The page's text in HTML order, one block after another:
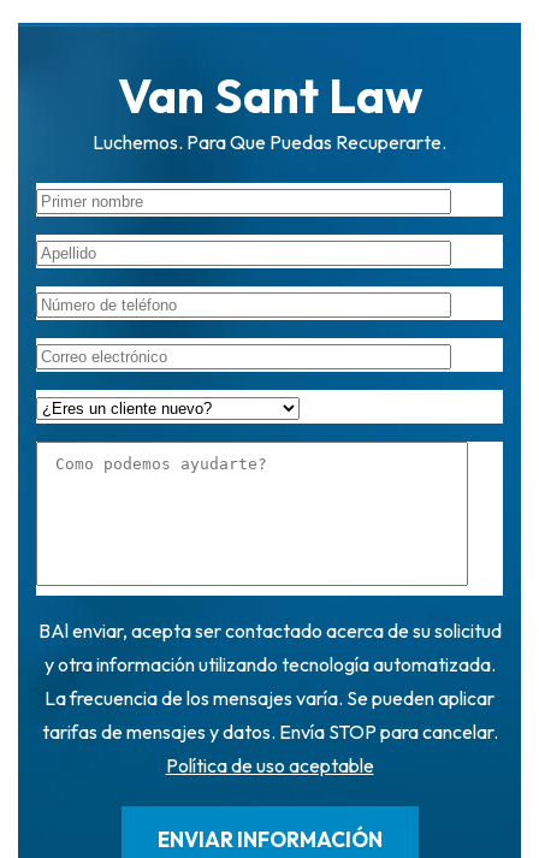
Van Sant Law
Luchemos. Para Que Puedas Recuperarte.
BAl enviar, acepta ser contactado acerca de su solicitud
y otra información utilizando tecnología automatizada.
La frecuencia de los mensajes varía. Se pueden aplicar
tarifas de mensajes y datos. Envía STOP para cancelar.
Política de uso aceptable